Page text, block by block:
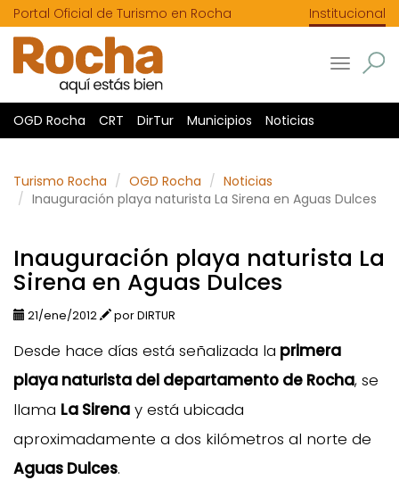
Portal Oficial de Turismo en Rocha Institucional
Toggle
OGD Rocha CRT DirTur Municipios Noticias
Turismo Rocha OGD Rocha
Noticias
Inauguración playa naturista La Sirena en Aguas Dulces
Inauguración playa naturista La
Sirena en Aguas Dulces
21/ene/2012 por DIRTUR
Desde hace días está señalizada la primera
playa naturista del departamento de Rocha, se
llama La Sirena y está ubicada
aproximadamente a dos kilómetros al norte de
Aguas Dulces.